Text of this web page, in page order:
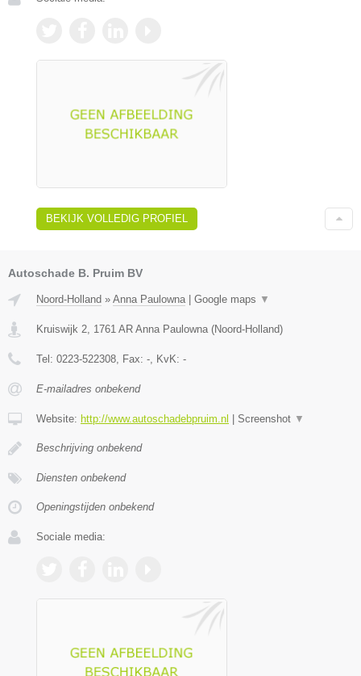
BEKIJK VOLLEDIG PROFIEL
Autoschade B. Pruim BV
Noord-Holland » Anna Paulowna | Google maps ▼
Kruiswijk 2 1761 AR Anna Paulowna (Noord-Holland)
Tel: 0223-522308 , Fax: - , KvK: -
E-mailadres onbekend
Website: http://www.autoschadebpruim.nl | Screenshot ▼
Beschrijving onbekend
Diensten onbekend
Openingstijden onbekend
Sociale media: